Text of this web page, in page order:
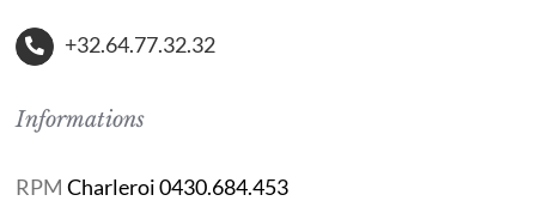
+32.64.77.32.32
Informations
RPM Charleroi 0430.684.453